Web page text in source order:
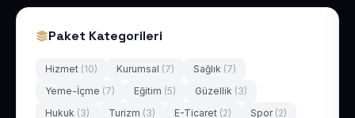
Paket Kategorileri
Hizmet (10) Kurumsal (7) Sağlık (7)
Yeme-İçme (7) Eğitim (5) Güzellik (3)
Hukuk (3) Turizm (3) E-Ticaret (2) Spor (2)